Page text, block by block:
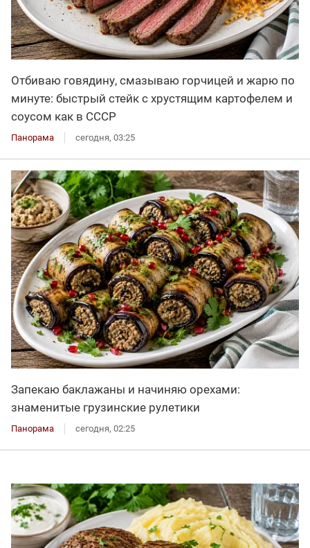
Отбиваю говядину, смазываю горчицей и жарю по
минуте: быстрый стейк с хрустящим картофелем и
соусом как в СССР
Панорама сегодня, 03:25
Запекаю баклажаны и начиняю орехами:
знаменитые грузинские рулетики
Панорама сегодня, 02:25